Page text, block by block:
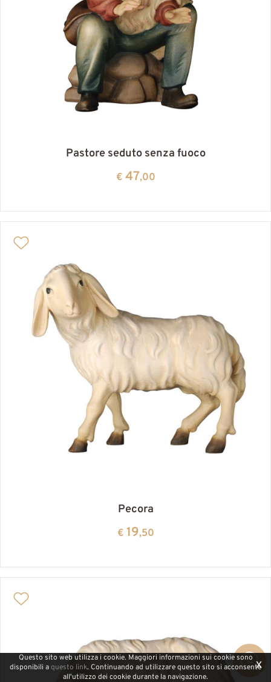
Pastore seduto senza fuoco
€47,00
Pecora
€19,50
x
Questo sito web utilizza i cookie. Maggiori informazioni sui cookie sono
disponibili aquesto link. Continuando ad utilizzare questo sito si acconsente
all'utilizzo dei cookie durante la navigazione.